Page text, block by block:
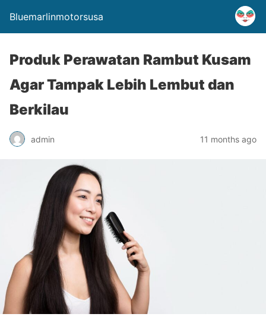
Bluemarlinmotorsusa
Produk Perawatan Rambut Kusam
Agar Tampak Lebih Lembut dan
Berkilau
admin 11 months ago